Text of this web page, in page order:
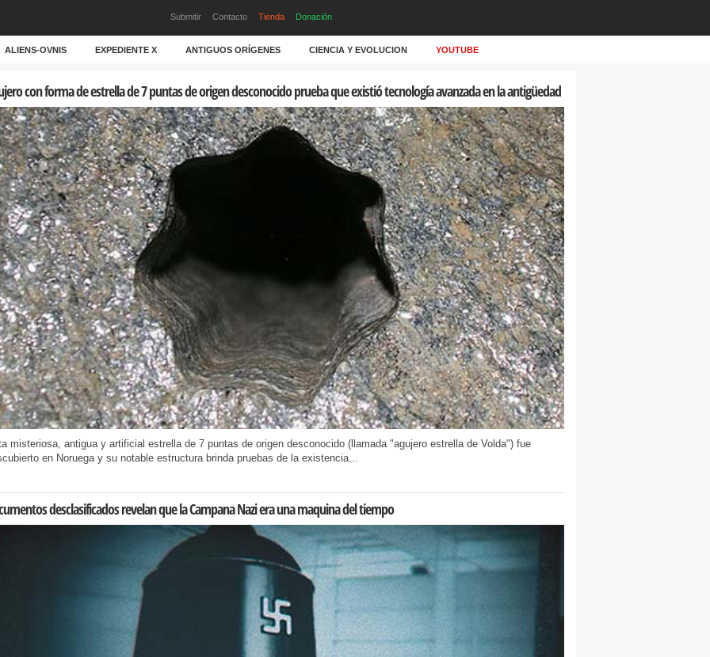
Submitir Contacto Tienda Donación
ALIENS-OVNIS EXPEDIENTE X ANTIGUOS ORÍGENES CIENCIA Y EVOLUCION YOUTUBE
con forma de estrella de 7 puntas de origen desconocido prueba que existió tecnología avanzada en la antigüedad
misteriosa, antigua y artificial estrella de 7 puntas de origen desconocido (llamada "agujero estrella de Volda") fue
en Noruega y su notable estructura brinda pruebas de la existencia...
desclasificados revelan que la Campana Nazi era una maquina del tiempo